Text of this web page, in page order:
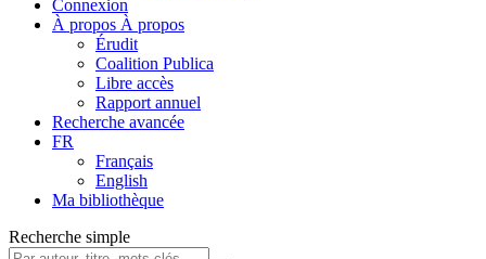
Connexion
À propos À propos
Érudit
Coalition Publica
Libre accès
Rapport annuel
Recherche avancée
FR
Français
English
Ma bibliothèque
Recherche simple